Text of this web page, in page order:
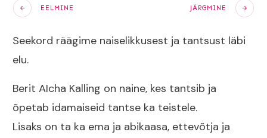
EELMINE JÄRGMINE
Seekord räägime naiselikkusest ja tantsust läbi
elu.
Berit AIcha Kalling on naine, kes tantsib ja
õpetab idamaiseid tantse ka teistele.
Lisaks on ta ka ema ja abikaasa, ettevõtja ja